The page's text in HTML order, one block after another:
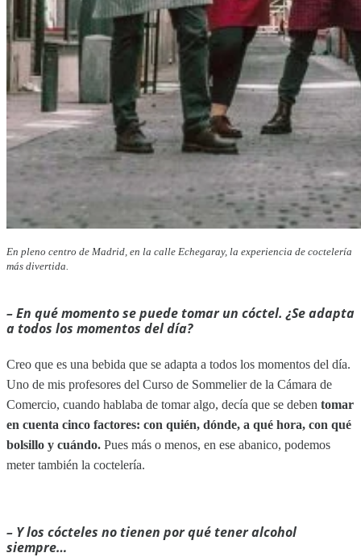
En pleno centro de Madrid, en la calle Echegaray, la experiencia de coctelería
más divertida.
– En qué momento se puede tomar un cóctel. ¿Se adapta
a todos los momentos del día?
Creo que es una bebida que se adapta a todos los momentos del día.
Uno de mis profesores del Curso de Sommelier de la Cámara de
Comercio, cuando hablaba de tomar algo, decía que se deben tomar
en cuenta cinco factores: con quién, dónde, a qué hora, con qué
bolsillo y cuándo. Pues más o menos, en ese abanico, podemos
meter también la coctelería.
– Y los cócteles no tienen por qué tener alcohol
siempre…